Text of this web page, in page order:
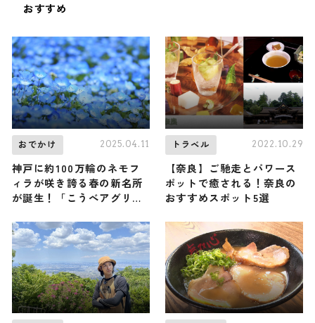
おすすめ
おでかけ 2025.04.11
神戸に約100万輪のネモフ
ィラが咲き誇る春の新名所
が誕生！「こうべアグリパ
が4月12日（土）から初開
催
トラベル 2022.10.29
【奈良】ご馳走とパワース
ポットで癒される！奈良の
おすすめスポット5選